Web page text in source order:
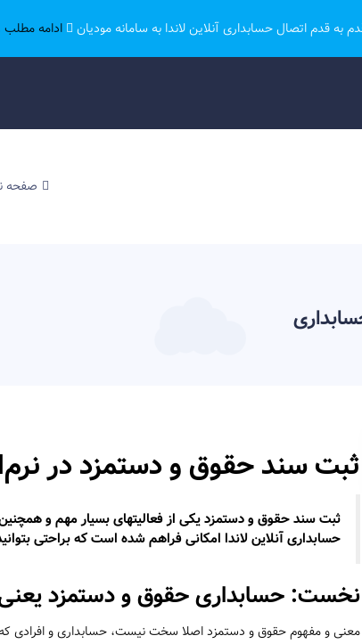
به قدم اتصال حسابداری آنلاین لاندا به سامانه مودیان ادامه
صفحه
ثبت سند حقوق و دستمزد در
ثبت سند حقوق و دستمزد یکی از فعالیتهای بسیار مهم و
حسابداری آنلاین لاندا امکانی فراهم شده است که براحتی
نخست: حسابداری حقوق و دستمزد
معنی و مفهوم حقوق و دستمزد اصلا سخت نیست، حسابداری و افرادی